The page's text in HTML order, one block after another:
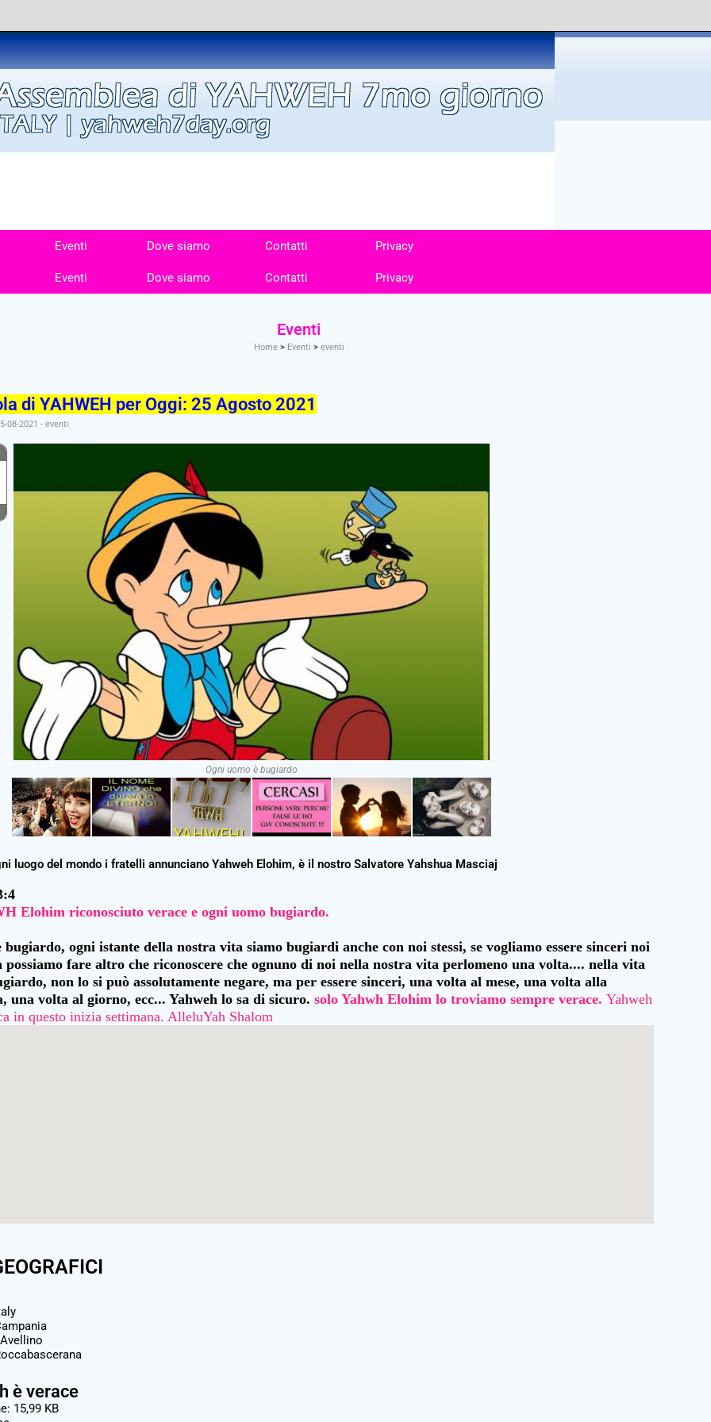
Eventi Dove siamo Contatti Privacy
Eventi Dove siamo Contatti Privacy
Eventi
Home> Eventi > eventi
di YAHWEH per Oggi: 25 Agosto 2021
08-2021 - eventi
Ogni uomo è bugiardo
luogo del mondo i fratelli annunciano Yahweh Elohim, è il nostro Salvatore Yahshua Masciaj
Elohim riconosciuto verace e ogni uomo bugiardo.
ogni istante della nostra vita siamo bugiardi anche con noi stessi, se vogliamo essere sinceri noi
possiamo fare altro che riconoscere che ognuno di noi nella nostra vita perlomeno una volta.... nella vita
non lo si può assolutamente negare, ma per essere sinceri, una volta al mese, una volta alla
una volta al giorno, ecc... Yahweh lo sa di sicuro. solo Yahwh Elohim lo troviamo sempre verace. Yahweh
in questo inizia settimana. AlleluYah Shalom
Avellino
è verace
15,99 KB